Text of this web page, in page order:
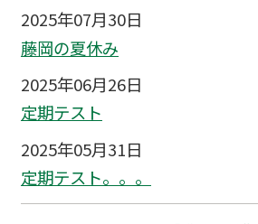
2025年07月30日
藤岡の夏休み
2025年06月26日
定期テスト
2025年05月31日
定期テスト。。。